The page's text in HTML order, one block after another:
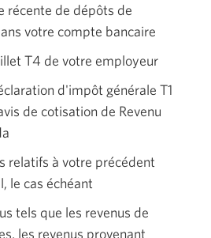
récente de dépôts de
votre compte bancaire
T4 de votre employeur
d'impôt générale T1
de cotisation de Revenu
relatifs à votre précédent
le cas échéant
tels que les revenus de
les revenus provenant